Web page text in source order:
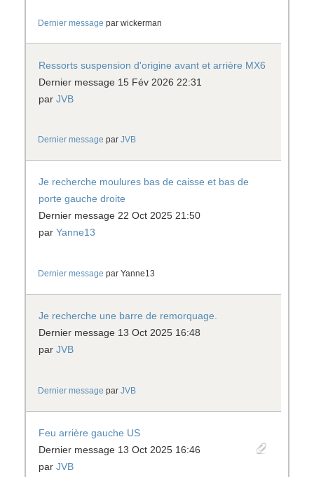
Dernier message par wickerman
Ressorts suspension d'origine avant et arrière MX6
Dernier message 15 Fév 2026 22:31
parJVB
Dernier message par JVB
Je recherche moulures bas de caisse et bas de
porte gauche droite
Dernier message 22 Oct 2025 21:50
parYanne13
Dernier message par Yanne13
Je recherche une barre de remorquage.
Dernier message 13 Oct 2025 16:48
parJVB
Dernier message par JVB
Feu arrière gauche US
Dernier message 13 Oct 2025 16:46
parJVB